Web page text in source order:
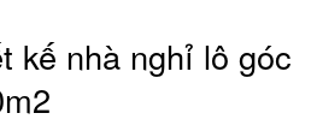
kế nhà nghỉ lô góc